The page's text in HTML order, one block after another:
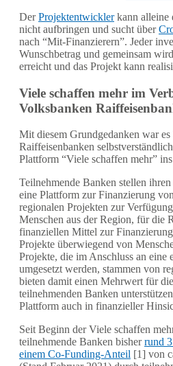
DerProjektentwicklerkann alleine
nicht aufbringen und sucht über
nach “Mit-Finanzierern”. Jeder
Wunschbetrag und gemeinsam
erreicht und das Projekt kann
Viele schaffen mehr im
Volksbanken
Mit diesem Grundgedanken war
Raiffeisenbanken
Plattform “Viele schaffen mehr”
Teilnehmende Banken stellen
eine Plattform zur Finanzierung
regionalen Projekten zur
Menschen aus der Region, für die
finanziellen Mittel zur
Projekte überwiegend von
Projekte, die im Anschluss an eine
umgesetzt werden, stammen von
bieten damit einen Mehrwert für
teilnehmenden Banken
Plattform auch in finanzieller
Seit Beginn der Viele schaffen
teilnehmende Banken bisherrund
einem Co-Funding-Anteil [1] von